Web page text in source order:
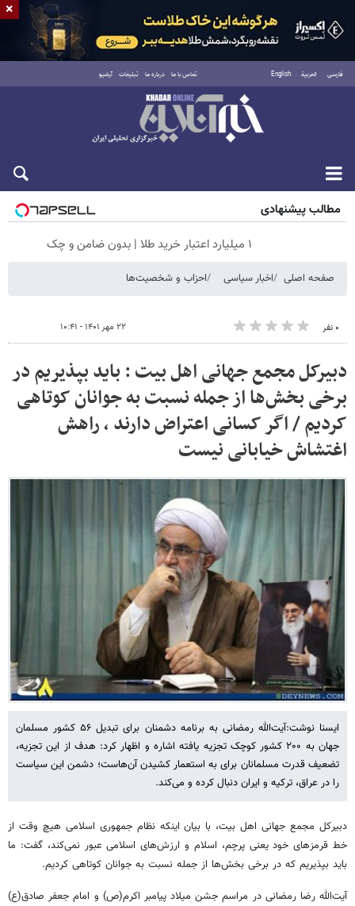
فارسی العربية English تماس با ما درباره ما تبلیغات آرشیو
شنبه ۱۷ مرداد ۱۴۰۵
مطالب پیشنهادی
۱ میلیارد اعتبار خرید طلا | بدون ضامن و چک
صفحه اصلی اخبار سیاسی احزاب و شخصیت‌ها
۰ نفر ۲۲ مهر ۱۴۰۱ - ۱۰:۴۱
دبیرکل مجمع جهانی اهل بیت : باید بپذیریم در
برخی بخش‌ها از جمله نسبت به جوانان کوتاهی
کردیم / اگر کسانی اعتراض دارند ، راهش
اغتشاش خیابانی نیست
ایسنا نوشت:آیت‌الله رمضانی به برنامه دشمنان برای تبدیل ۵۶ کشور مسلمان
جهان به ۲۰۰ کشور کوچک تجزیه یافته اشاره و اظهار کرد: هدف از این تجزیه،
تضعیف قدرت مسلمانان برای به استعمار کشیدن آن‌هاست؛ دشمن این سیاست
را در عراق، ترکیه و ایران دنبال کرده و می‌کند.
دبیرکل مجمع جهانی اهل بیت، با بیان اینکه نظام جمهوری اسلامی هیچ وقت از
خط قرمزهای خود یعنی پرچم، اسلام و ارزش‌های اسلامی عبور نمی‌کند، گفت: ما
باید بپذیریم که در برخی بخش‌ها از جمله نسبت به جوانان کوتاهی کردیم.
آیت‌الله رضا رمضانی در مراسم جشن میلاد پیامبر اکرم(ص) و امام جعفر صادق(ع)
×